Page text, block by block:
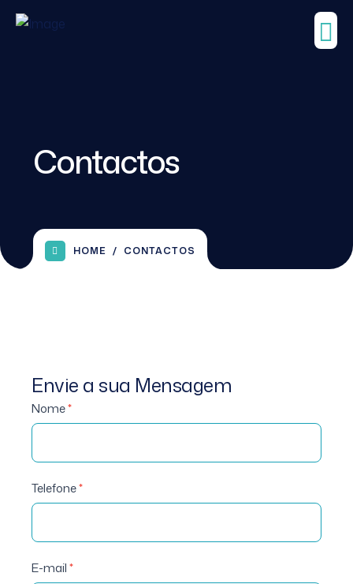
Contactos
HOME CONTACTOS
Envie a sua Mensagem
Contactos
Gerais
Nome*
Telefone*
E-mail*